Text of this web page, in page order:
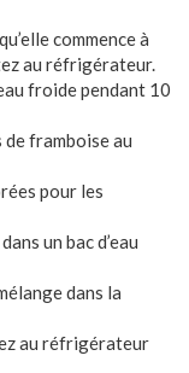
commence à
au réfrigérateur.
froide pendant 10
framboise au
pour les
un bac d’eau
dans la
au réfrigérateur